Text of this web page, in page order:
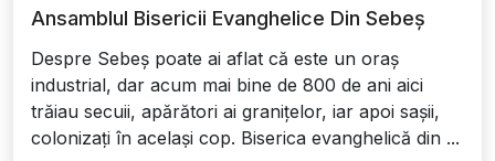
Ansamblul Bisericii Evanghelice Din Sebeș
Despre Sebeș poate ai aflat că este un oraș
industrial, dar acum mai bine de 800 de ani aici
trăiau secuii, apărători ai granițelor, iar apoi sașii,
colonizați în același cop. Biserica evanghelică din ...